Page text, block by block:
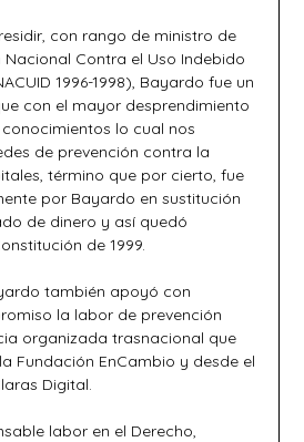
con rango de ministro de
Nacional Contra el Uso Indebido
1996-1998), Bayardo fue un
con el mayor desprendimiento
lo cual nos
de prevención contra la
término que por cierto, fue
por Bayardo en sustitución
de dinero y así quedó
de 1999.
también apoyó con
la labor de prevención
organizada trasnacional que
Fundación EnCambio y desde el
Digital.
labor en el Derecho,